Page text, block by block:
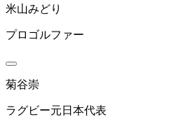
米山みどり
プロゴルファー
菊谷崇
ラグビー元日本代表